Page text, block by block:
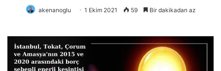
akenanoglu 1 Ekim 2021 59 Bir dakikadan az